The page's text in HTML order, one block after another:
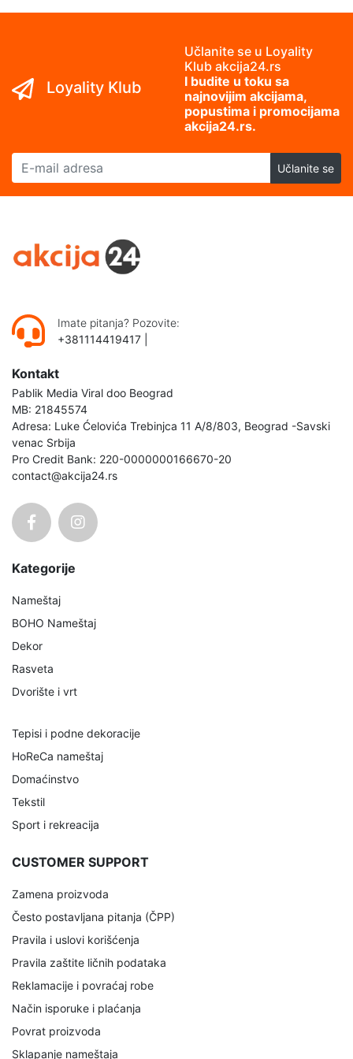
Loyality Klub
Učlanite se u Loyality
Klub akcija24.rs
I budite u toku sa
najnovijim akcijama,
popustima i promocijama
akcija24.rs.
E-mail adresa
Učlanite se
Imate pitanja? Pozovite:
+381114419417
Kontakt
Pablik Media Viral doo Beograd
MB: 21845574
Adresa: Luke Ćelovića Trebinjca 11 A/8/803, Beograd -Savski
venac Srbija
Pro Credit Bank: 220-0000000166670-20
contact@akcija24.rs
Kategorije
Nameštaj
BOHO Nameštaj
Dekor
Rasveta
Dvorište i vrt
Tepisi i podne dekoracije
HoReCa nameštaj
Domaćinstvo
Tekstil
Sport i rekreacija
CUSTOMER SUPPORT
Zamena proizvoda
Često postavljana pitanja (ČPP)
Pravila i uslovi korišćenja
Pravila zaštite ličnih podataka
Reklamacije i povraćaj robe
Način isporuke i plaćanja
Povrat proizvoda
Sklapanje nameštaja